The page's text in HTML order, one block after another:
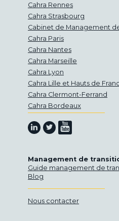
Cahra Rennes
Cahra Strasbourg
Cabinet de Management
Cahra Paris
Cahra Nantes
Cahra Marseille
Cahra Lyon
Cahra Lille et Hauts de
Cahra Clermont-Ferrand
Cahra Bordeaux
Retrouvez-nous sur
Retrouvez-nous sur
Management de
Guide management de
Blog
Nous contacter